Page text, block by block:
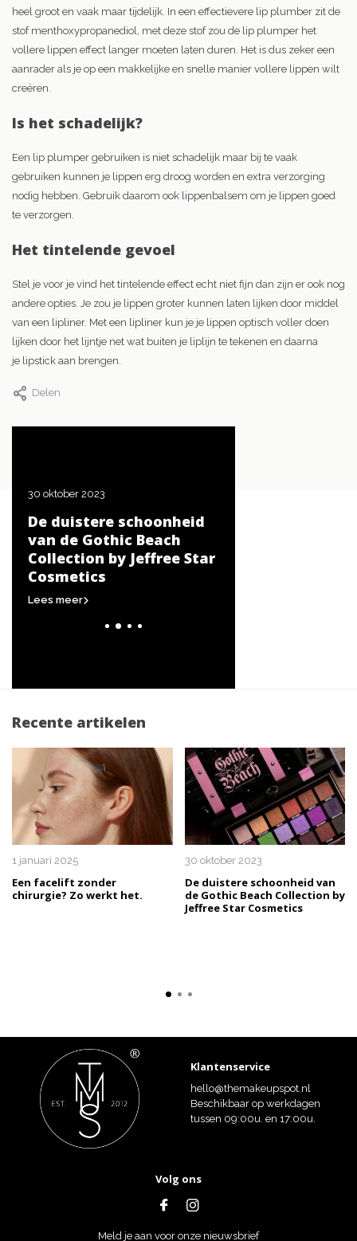
heel groot en vaak maar tijdelijk. In een effectievere lip plumber zit de
stof menthoxypropanediol, met deze stof zou de lip plumper het
vollere lippen effect langer moeten laten duren. Het is dus zeker een
aanrader als je op een makkelijke en snelle manier vollere lippen wilt
creëren.
Is het schadelijk?
Een lip plumper gebruiken is niet schadelijk maar bij te vaak
gebruiken kunnen je lippen erg droog worden en extra verzorging
nodig hebben. Gebruik daarom ook lippenbalsem om je lippen goed
te verzorgen.
Het tintelende gevoel
Stel je voor je vind het tintelende effect echt niet fijn dan zijn er ook nog
andere opties. Je zou je lippen groter kunnen laten lijken door middel
van een lipliner. Met een lipliner kun je je lippen optisch voller doen
lijken door het lijntje net wat buiten je liplijn te tekenen en daarna
je lipstick aan brengen.
Delen
30 oktober 2023
De duistere schoonheid
van de Gothic Beach
Collection by Jeffree Star
Cosmetics
Lees meer
Recente artikelen
1 januari 2025
Een facelift zonder
chirurgie? Zo werkt het.
30 oktober 2023
De duistere schoonheid van
de Gothic Beach Collection by
Jeffree Star Cosmetics
Klantenservice
hello@themakeupspot.nl
Beschikbaar op werkdagen
tussen 09:00u. en 17:00u.
Volg ons
Meld je aan voor onze nieuwsbrief